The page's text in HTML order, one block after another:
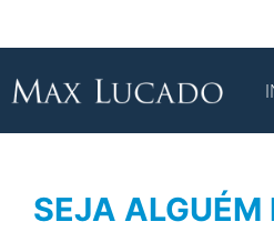
SEJA ALGUÉM